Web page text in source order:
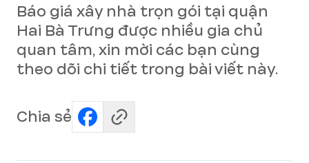
Báo giá xây nhà trọn gói tại quận
Hai Bà Trưng được nhiều gia chủ
quan tâm, xin mời các bạn cùng
theo dõi chi tiết trong bài viết này.
Chia sẻ